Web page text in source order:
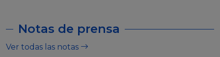
Notas de prensa
Ver todas las notas